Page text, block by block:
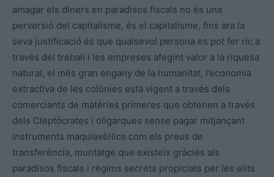
amagar els diners en paradisos fiscals no és una
perversió del capitalisme, és el capitalisme, fins ara la
seva justificació és que qualsevol persona es pot fer ric a
través del treball i les empreses afegint valor a la riquesa
natural, el més gran engany de la humanitat, l’economia
extractiva de les colònies està vigent a través dels
comerciants de matèries primeres que obtenen a través
dels Cleptòcrates i oligarques sense pagar mitjançant
instruments maquiavèl·lics com els preus de
transferència, muntatge que existeix gràcies als
paradisos fiscals i règims secrets propiciats per les elits